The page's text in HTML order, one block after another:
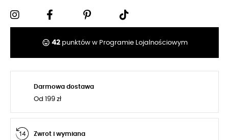
tag_faces 42punktów w Programie Lojalnościowym
Darmowa dostawa
Od 199 zł
Zwrot i wymiana